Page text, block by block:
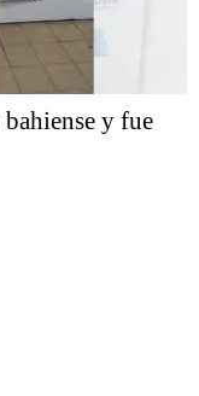
y fue